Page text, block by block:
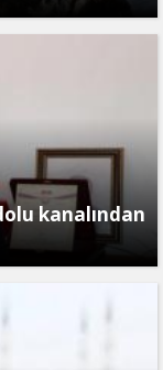
kanalından